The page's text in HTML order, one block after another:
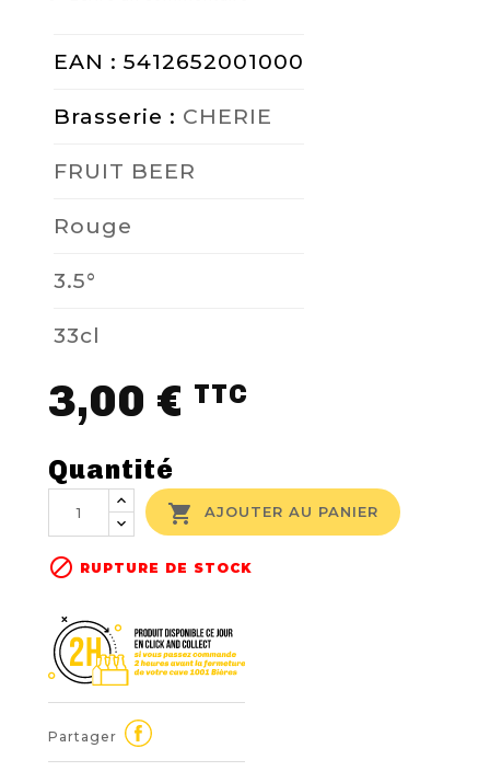
BLOG
EAN : 5412652001000
Brasserie : CHERIE
FRUIT BEER
Rouge
3.5°
33cl
3,00 € TTC
Quantité
 AJOUTER AU PANIER
 RUPTURE DE STOCK
Partager